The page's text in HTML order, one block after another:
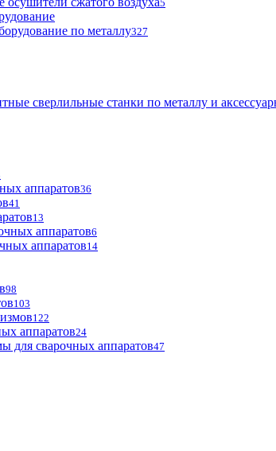
5
по металлу327
сверлильные станки по металлу и
аппаратов36
41
13
аппаратов6
аппаратов14
98
103
122
аппаратов24
для сварочных аппаратов47